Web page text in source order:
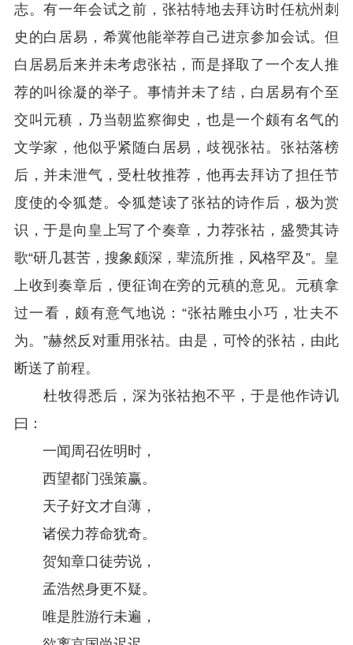
志。有一年会试之前，张祜特地去拜访时任杭州刺
史的白居易，希冀他能举荐自己进京参加会试。但
白居易后来并未考虑张祜，而是择取了一个友人推
荐的叫徐凝的举子。事情并未了结，白居易有个至
交叫元稹，乃当朝监察御史，也是一个颇有名气的
文学家，他似乎紧随白居易，歧视张祜。张祜落榜
后，并未泄气，受杜牧推荐，他再去拜访了担任节
度使的令狐楚。令狐楚读了张祜的诗作后，极为赏
识，于是向皇上写了个奏章，力荐张祜，盛赞其诗
歌“研几甚苦，搜象颇深，辈流所推，风格罕及”。皇
上收到奏章后，便征询在旁的元稹的意见。元稹拿
过一看，颇有意气地说：“张祜雕虫小巧，壮夫不
为。”赫然反对重用张祜。由是，可怜的张祜，由此
断送了前程。
杜牧得悉后，深为张祜抱不平，于是他作诗讥
曰：
一闻周召佐明时，
西望都门强策赢。
天子好文才自薄，
诸侯力荐命犹奇。
贺知章口徒劳说，
孟浩然身更不疑。
唯是胜游行未遍，